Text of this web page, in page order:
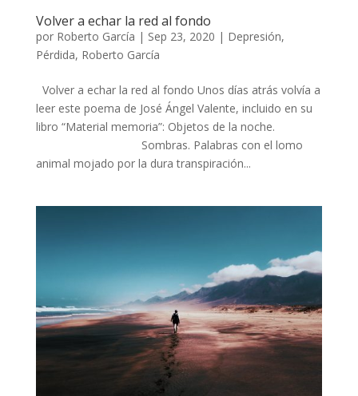
Volver a echar la red al fondo
por Roberto García | Sep 23, 2020 | Depresión,
Pérdida, Roberto García
Volver a echar la red al fondo Unos días atrás volvía a
leer este poema de José Ángel Valente, incluido en su
libro “Material memoria”: Objetos de la noche.
Sombras. Palabras con el lomo
animal mojado por la dura transpiración...